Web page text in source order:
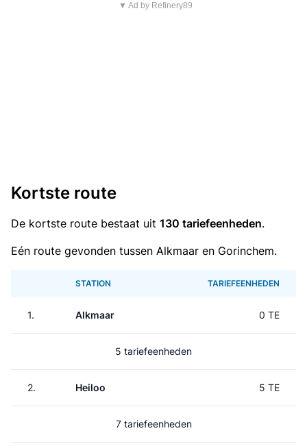
▼ Ad by Refinery89
Kortste route
De kortste route bestaat uit 130 tariefeenheden.
Eén route gevonden tussen Alkmaar en Gorinchem.
STATION TARIEFEENHEDEN
1. Alkmaar 0 TE
5 tariefeenheden
2. Heiloo 5 TE
7 tariefeenheden